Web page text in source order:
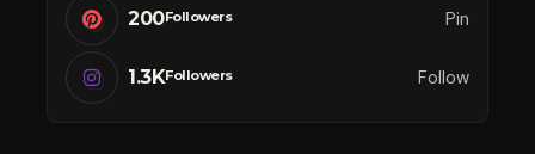
200Followers Pin
1.3KFollowers Follow